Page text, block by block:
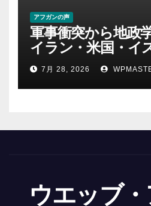
アフガンの声
軍事衝突から地
イラン・米国・イ
後の中東 権力、抵
を問い直す-第２部
7月 28, 2026
ウエッブ